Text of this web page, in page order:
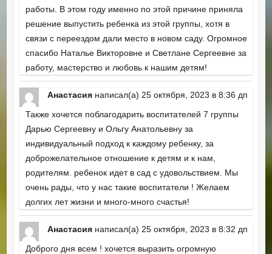
работы. В этом году именно по этой причине приняла
решение выпустить ребенка из этой группы, хотя в
связи с переездом дали место в новом саду. Огромное
спасибо Наталье Викторовне и Светлане Сергеевне за
работу, мастерство и любовь к нашим детям!
Анастасия написал(а) 25 октября, 2023 в 8:36 дп
Также хочется поблагодарить воспитателей 7 группы
Дарью Сергеевну и Ольгу Анатольевну за
индивидуальный подход к каждому ребенку, за
доброжелательное отношение к детям и к нам,
родителям. ребенок идет в сад с удовольствием. Мы
очень рады, что у нас такие воспитатели ! Желаем
долгих лет жизни и много-много счастья!
Анастасия написал(а) 25 октября, 2023 в 8:32 дп
Доброго дня всем ! хочется выразить огромную